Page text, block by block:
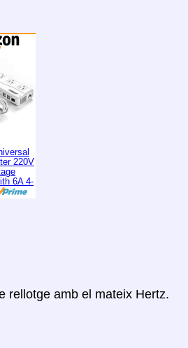
220V
6A 4-
rellotge amb el mateix Hertz.